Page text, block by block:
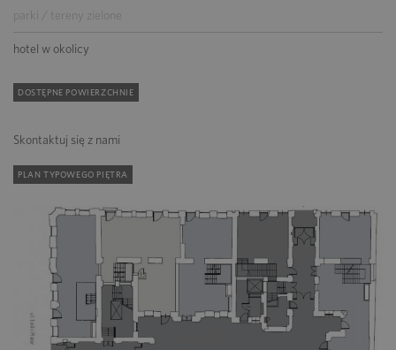
parki / tereny zielone
hotel w okolicy
DOSTĘPNE POWIERZCHNIE
Skontaktuj się z nami
PLAN TYPOWEGO PIĘTRA